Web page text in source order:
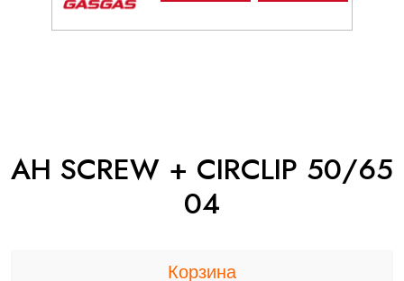
AH SCREW + CIRCLIP 50/65
04
Корзина